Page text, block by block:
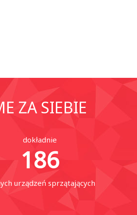
ZA SIEBIE
dokładnie
186
urządzeń sprzątających